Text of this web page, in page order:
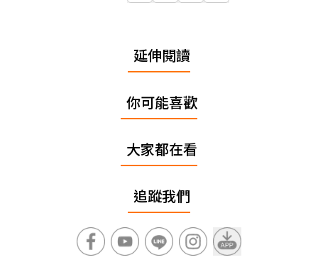
延伸閱讀
你可能喜歡
大家都在看
追蹤我們